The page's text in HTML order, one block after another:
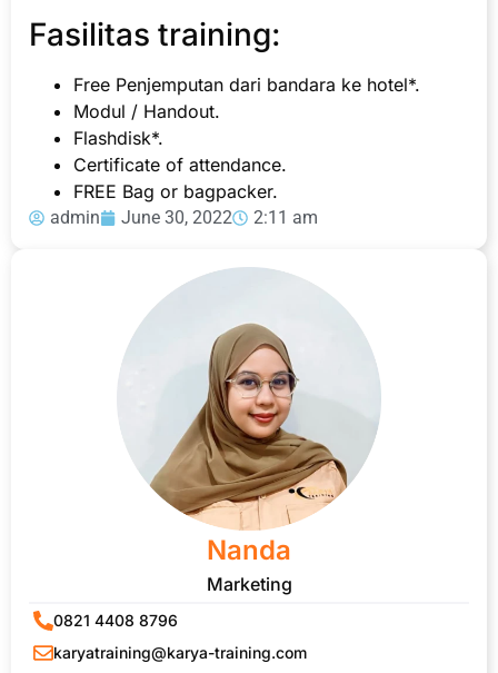
Fasilitas training:
Free Penjemputan dari bandara ke hotel*.
Modul / Handout.
Flashdisk*.
Certificate of attendance.
FREE Bag or bagpacker.
admin June 30, 2022 2:11 am
Nanda
Marketing
0821 4408 8796
karyatraining@karya-training.com